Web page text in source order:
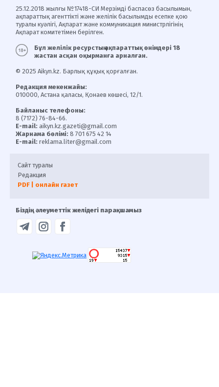
25.12.2018 жылғы №17418-СИ Мерзімді баспасөз басылымын,
ақпараттық агенттікті және желілік басылымды есепке қою
туралы куәлігі, Ақпарат және коммуникация министрлігінің
Ақпарат комитетімен берілген.
Бұл желілік ресурстың ақпараттық өнімдері 18
жастан асқан оқырманға арналған.
© 2025 Aikyn.kz. Барлық құқық қорғалған.
Редакция мекенжайы:
010000, Астана қаласы, Қонаев көшесі, 12/1.
Байланыс телефоны:
8 (7172) 76-84-66.
E-mail: aikyn.kz.gazeti@gmail.com
Жарнама бөлімі: 8 701 675 42 14
E-mail: reklama.liter@gmail.com
Сайт туралы
Редакция
PDF | онлайн газет
Біздің әлеуметтік желідегі парақшамыз